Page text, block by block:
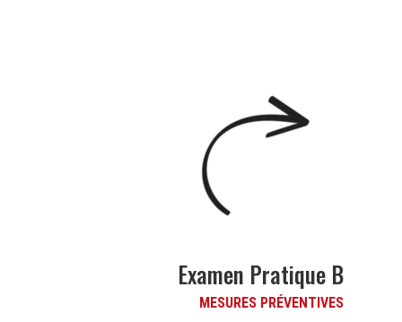
Examen Pratique B
MESURES PRÉVENTIVES